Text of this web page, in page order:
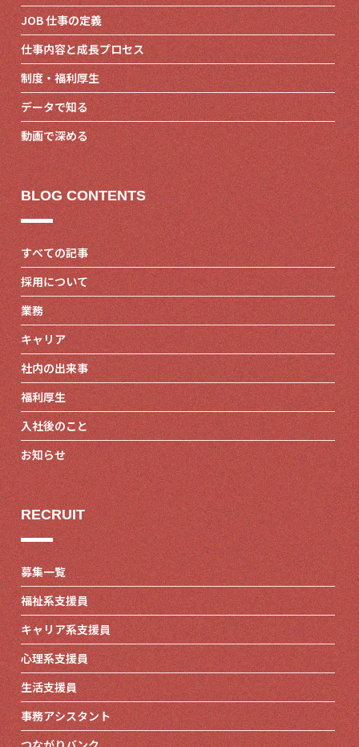
JOB 仕事の定義
仕事内容と成長プロセス
制度・福利厚生
データで知る
動画で深める
BLOG CONTENTS
すべての記事
採用について
業務
キャリア
社内の出来事
福利厚生
入社後のこと
お知らせ
RECRUIT
募集一覧
福祉系支援員
キャリア系支援員
心理系支援員
生活支援員
事務アシスタント